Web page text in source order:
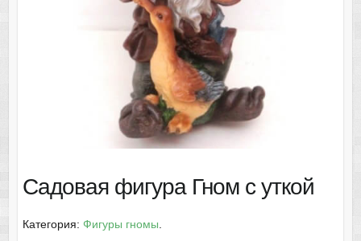
Садовая фигура Гном с уткой
Категория: Фигуры гномы.